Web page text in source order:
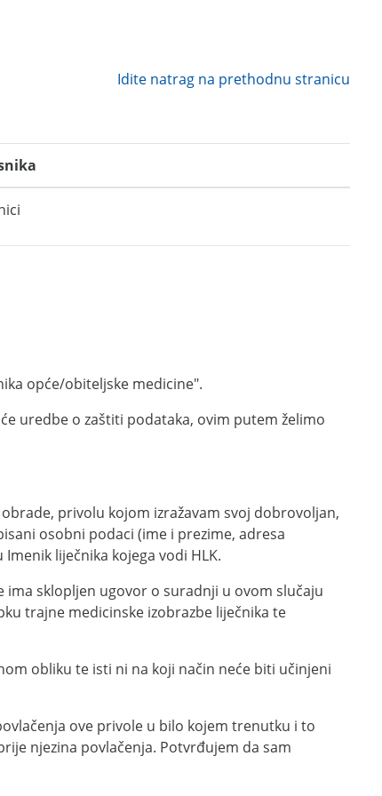
Idite natrag na prethodnu stranicu
opće/obiteljske medicine".
uredbe o zaštiti podataka, ovim putem želimo
obrade, privolu kojom izražavam svoj dobrovoljan,
osobni podaci (ime i prezime, adresa
liječnika kojega vodi HLK.
sklopljen ugovor o suradnji u ovom slučaju
trajne medicinske izobrazbe liječnika te
obliku te isti ni na koji način neće biti učinjeni
ove privole u bilo kojem trenutku i to
njezina povlačenja. Potvrđujem da sam